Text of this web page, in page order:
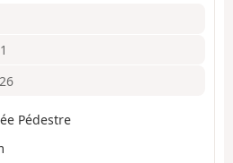
Pédestre